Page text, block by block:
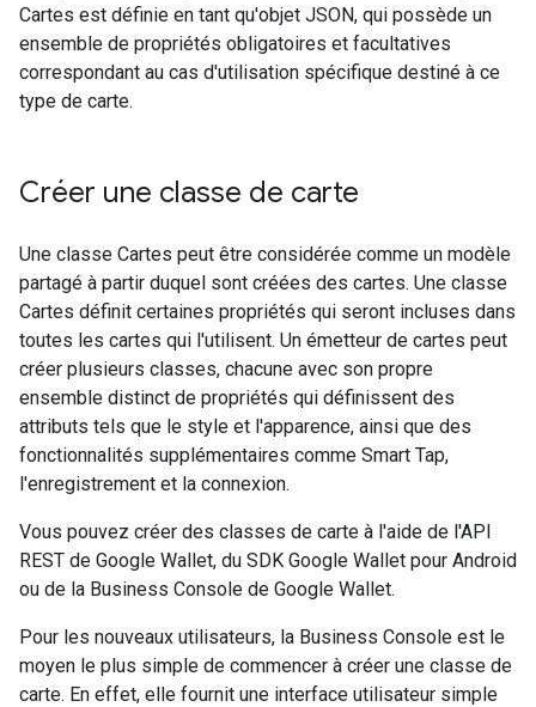
Cartes est définie en tant qu'objet JSON, qui possède un
ensemble de propriétés obligatoires et facultatives
correspondant au cas d'utilisation spécifique destiné à ce
type de carte.
Créer une classe de carte
Une classe Cartes peut être considérée comme un modèle
partagé à partir duquel sont créées des cartes. Une classe
Cartes définit certaines propriétés qui seront incluses dans
toutes les cartes qui l'utilisent. Un émetteur de cartes peut
créer plusieurs classes, chacune avec son propre
ensemble distinct de propriétés qui définissent des
attributs tels que le style et l'apparence, ainsi que des
fonctionnalités supplémentaires comme Smart Tap,
l'enregistrement et la connexion.
Vous pouvez créer des classes de carte à l'aide de l'API
REST de Google Wallet, du SDK Google Wallet pour Android
ou de la Business Console de Google Wallet.
Pour les nouveaux utilisateurs, la Business Console est le
moyen le plus simple de commencer à créer une classe de
carte. En effet, elle fournit une interface utilisateur simple